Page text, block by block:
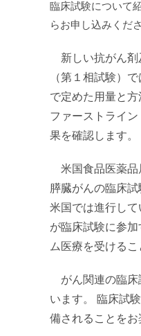
臨床試験について
らお申し込みくだ
新しい抗がん
（第１相試験）
で定めた用量と
ファーストライ
果を確認します。
米国食品医薬品
膵臓がんの臨床
米国では進行し
が臨床試験に参
ム医療を受けるこ
がん関連の臨
います。 臨床試
備されることをお